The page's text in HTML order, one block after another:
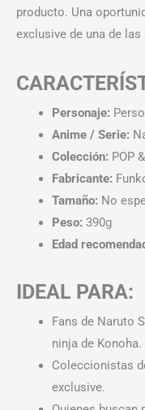
producto. Una
exclusive de una de
Personaje:
Anime / Serie:
Colección: POP
Fabricante:
Tamaño: No
Peso: 390g
Edad
IDEAL PARA:
Fans de Naruto
ninja de Konoha.
Coleccionistas
exclusive.